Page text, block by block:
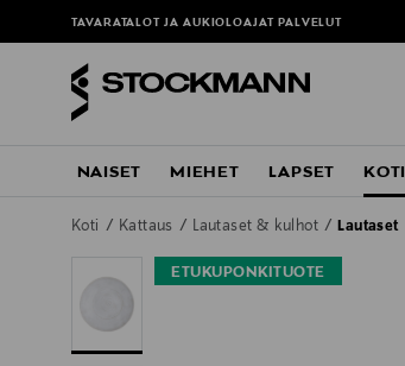
TAVARATALOT JA AUKIOLOAJAT PALVELUT
NAISET MIEHET LAPSET KOTI
Koti Kattaus Lautaset & kulhot Lautaset
ETUKUPONKITUOTE